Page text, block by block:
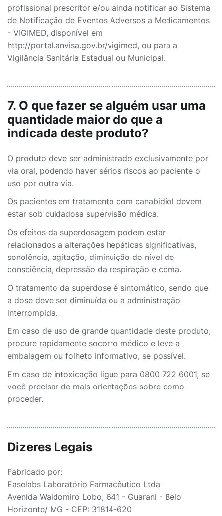
profissional prescritor e/ou ainda notificar ao Sistema
de Notificação de Eventos Adversos a Medicamentos
- VIGIMED, disponível em
http://portal.anvisa.gov.br/vigimed, ou para a
Vigilância Sanitária Estadual ou Municipal.
7. O que fazer se alguém usar uma
quantidade maior do que a
indicada deste produto?
O produto deve ser administrado exclusivamente por
via oral, podendo haver sérios riscos ao paciente o
uso por outra via.
Os pacientes em tratamento com canabidiol devem
estar sob cuidadosa supervisão médica.
Os efeitos da superdosagem podem estar
relacionados a alterações hepáticas significativas,
sonolência, agitação, diminuição do nível de
consciência, depressão da respiração e coma.
O tratamento da superdose é sintomático, sendo que
a dose deve ser diminuída ou a administração
interrompida.
Em caso de uso de grande quantidade deste produto,
procure rapidamente socorro médico e leve a
embalagem ou folheto informativo, se possível.
Em caso de intoxicação ligue para 0800 722 6001, se
você precisar de mais orientações sobre como
proceder.
Dizeres Legais
Fabricado por:
Easelabs Laboratório Farmacêutico Ltda
Avenida Waldomiro Lobo, 641 - Guarani - Belo
Horizonte/ MG - CEP: 31814-620